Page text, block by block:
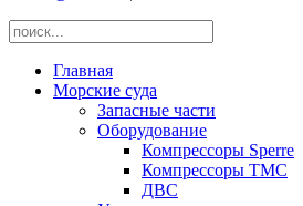
Главная
Морские суда
Запасные части
Оборудование
Компрессоры Sperre
Компрессоры TMC
ДВС